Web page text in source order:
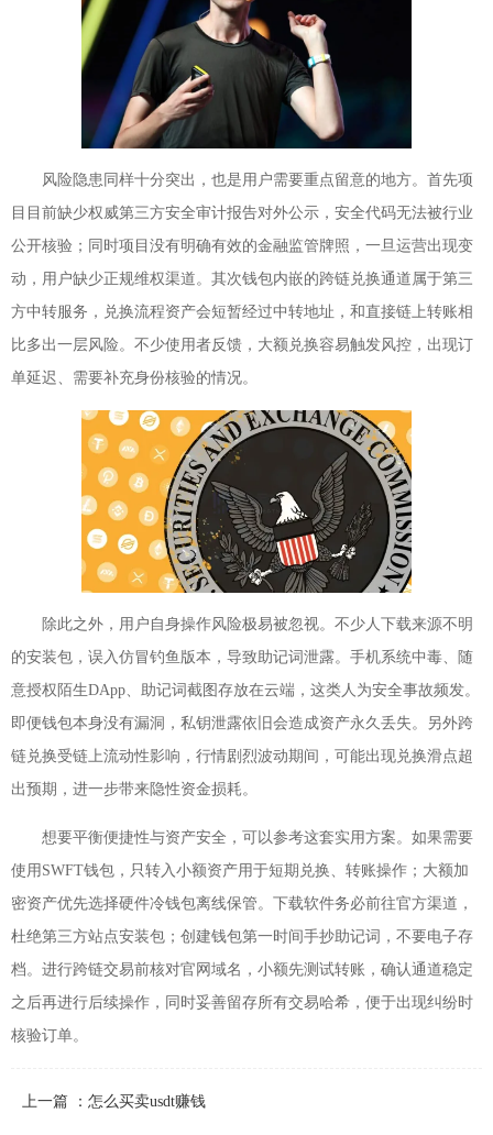
风险隐患同样十分突出，也是用户需要重点留意的地方。首先项
目目前缺少权威第三方安全审计报告对外公示，安全代码无法被行业
公开核验；同时项目没有明确有效的金融监管牌照，一旦运营出现变
动，用户缺少正规维权渠道。其次钱包内嵌的跨链兑换通道属于第三
方中转服务，兑换流程资产会短暂经过中转地址，和直接链上转账相
比多出一层风险。不少使用者反馈，大额兑换容易触发风控，出现订
单延迟、需要补充身份核验的情况。
除此之外，用户自身操作风险极易被忽视。不少人下载来源不明
的安装包，误入仿冒钓鱼版本，导致助记词泄露。手机系统中毒、随
意授权陌生DApp、助记词截图存放在云端，这类人为安全事故频发。
即便钱包本身没有漏洞，私钥泄露依旧会造成资产永久丢失。另外跨
链兑换受链上流动性影响，行情剧烈波动期间，可能出现兑换滑点超
出预期，进一步带来隐性资金损耗。
想要平衡便捷性与资产安全，可以参考这套实用方案。如果需要
使用SWFT钱包，只转入小额资产用于短期兑换、转账操作；大额加
密资产优先选择硬件冷钱包离线保管。下载软件务必前往官方渠道，
杜绝第三方站点安装包；创建钱包第一时间手抄助记词，不要电子存
档。进行跨链交易前核对官网域名，小额先测试转账，确认通道稳定
之后再进行后续操作，同时妥善留存所有交易哈希，便于出现纠纷时
核验订单。
上一篇 ：怎么买卖usdt赚钱